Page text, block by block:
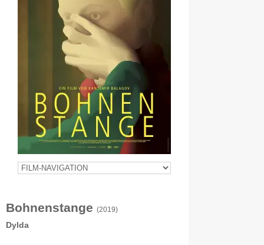
Bohnenstange (2019)
Dylda